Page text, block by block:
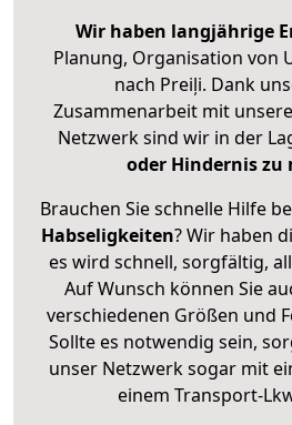
Wir haben langjährige
Planung, Organisation von
nach Preiļi. Dank
Zusammenarbeit mit
Netzwerk sind wir in der
oder Hindernis zu
Brauchen Sie schnelle Hilfe
Habseligkeiten? Wir haben
es wird schnell, sorgfältig,
Auf Wunsch können Sie
verschiedenen Größen und
Sollte es notwendig sein,
unser Netzwerk sogar mit
einem Transport-